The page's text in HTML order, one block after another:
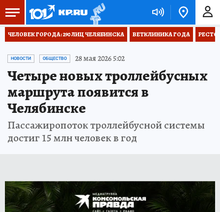
ЧЕЛОВЕК ГОРОДА: 290 ЛИЦ ЧЕЛЯБИНСКА ВЕТКЛИНИКА ГОДА
НОВОСТИ ОБЩЕСТВО 28 мая 2026 5:02
Четыре новых троллейбусных
маршрута появится в
Челябинске
Пассажиропоток троллейбусной системы
достиг 15 млн человек в год